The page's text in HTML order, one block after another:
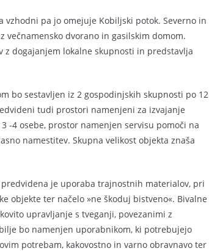
pa jo omejuje Kobiljski potok. Severno in
večnamensko dvorano in gasilskim domom.
z dogajanjem lokalne skupnosti in predstavlja
bo sestavljen iz 2 gospodinjskih skupnosti po 12
tudi prostori namenjeni za izvajanje
-4 osebe, prostor namenjen servisu pomoči na
namestitev. Skupna velikost objekta znaša
je uporaba trajnostnih materialov, pri
objekte ter načelo »ne škoduj bistveno«. Bivalne
upravljanje s tveganji, povezanimi z
bo namenjen uporabnikom, ki potrebujejo
potrebam, kakovostno in varno obravnavo ter